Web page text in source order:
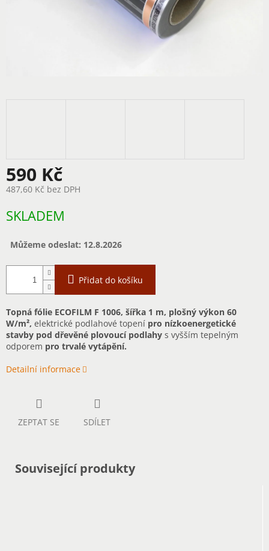
590 Kč
487,60 Kč bez DPH
cena:
SKLADEM
Můžeme odeslat: 12.8.2026
Přidat do košíku
Topná fólie ECOFILM F 1006, šířka 1 m, plošný výkon 60
W/m², elektrické podlahové topení pro nízkoenergetické
stavby pod dřevěné plovoucí podlahy s vyšším tepelným
odporem pro trvalé vytápění.
Detailní informace
ZEPTAT SE SDÍLET
Související produkty